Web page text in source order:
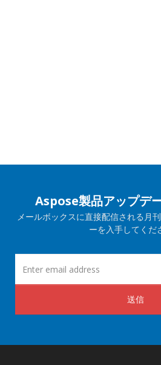
Aspose製品アップデ
メールボックスに直接配信される月
ーを入手してくだ
送信